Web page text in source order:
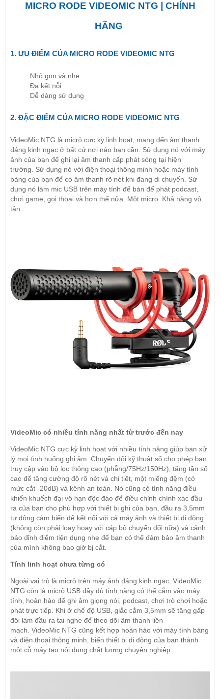
MICRO RODE VIDEOMIC NTG | CHÍNH
HÃNG
1. ƯU ĐIỂM CỦA MICRO RODE VIDEOMIC NTG
Nhỏ gọn và nhẹ
Đa kết nỗi
Dễ dàng sử dụng
2. ĐẶC ĐIỂM CỦA MICRO RODE VIDEOMIC NTG
VideoMic NTG là micrô cực kỳ linh hoạt, mang đến âm thanh
đáng kinh ngạc ở bất cứ nơi nào bạn cần. Sử dụng nó với máy
ảnh của bạn để ghi lại âm thanh cấp phát sóng tại hiện
trường. Sử dụng nó với điện thoại thông minh hoặc máy tính
bảng của bạn để có âm thanh rõ nét khi đang di chuyển. Sử
dụng nó làm mic USB trên máy tính để bàn để phát podcast,
chơi game, gọi thoại và hơn thế nữa. Một micro. Khả năng vô
tận.
VideoMic có nhiều tính năng nhất từ ​​trước đến nay
VideoMic NTG cực kỳ linh hoạt với nhiều tính năng giúp bạn xử
lý mọi tình huống ghi âm. Chuyển đổi kỹ thuật số cho phép bạn
truy cập vào bộ lọc thông cao (phẳng/75Hz/150Hz), tăng tần số
cao để tăng cường độ rõ nét và chi tiết, một miếng đệm (có
mức cắt -20dB) và kênh an toàn. Nó cũng có tính năng điều
khiển khuếch đại vô hạn độc đáo để điều chỉnh chính xác đầu
ra của bạn cho phù hợp với thiết bị ghi của bạn, đầu ra 3,5mm
tự động cảm biến để kết nối với cả máy ảnh và thiết bị di động
(không còn phải loay hoay với cáp bộ chuyển đổi nữa) và cảnh
báo đỉnh điểm tiện dụng nhẹ để bạn có thể đảm bảo âm thanh
của mình không bao giờ bị cắt.
Tính linh hoạt chưa từng có
Ngoài vai trò là micrô trên máy ảnh đáng kinh ngạc, VideoMic
NTG còn là micrô USB đầy đủ tính năng có thể cắm vào máy
tính, hoàn hảo để ghi âm giọng nói, podcast, chơi trò chơi hoặc
phát trực tiếp. Khi ở chế độ USB, giắc cắm 3,5mm sẽ tăng gấp
đôi làm đầu ra tai nghe để theo dõi âm thanh liền
mạch. VideoMic NTG cũng kết hợp hoàn hảo với máy tính bảng
và điện thoại thông minh, biến thiết bị di động của bạn thành
một cỗ máy tạo nội dung chất lượng chuyên nghiệp.